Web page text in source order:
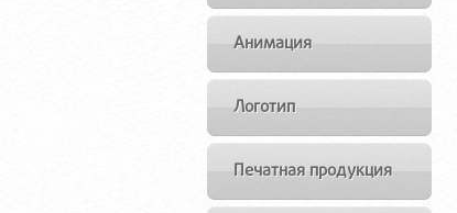
Анимация
Логотип
Печатная продукция